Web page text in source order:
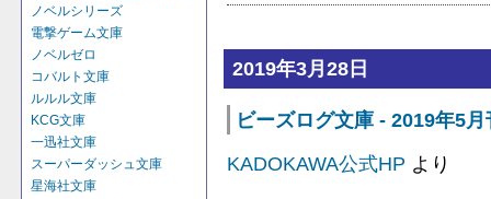
ノベルシリーズ
電撃ゲーム文庫
ノベルゼロ
コバルト文庫
ルルル文庫
KCG文庫
一迅社文庫
スーパーダッシュ文庫
星海社文庫
2019年3月28日
ビーズログ文庫 - 2019年5
KADOKAWA公式HP より